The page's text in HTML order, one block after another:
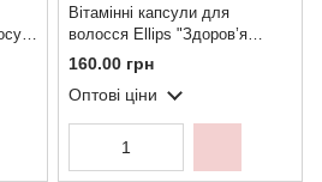
-
Вітамінні капсули для
волосся Ellips "Здоров’я
волосся" з женьшенем та
медом - 8 шт.
160.00 грн
Оптові ціни